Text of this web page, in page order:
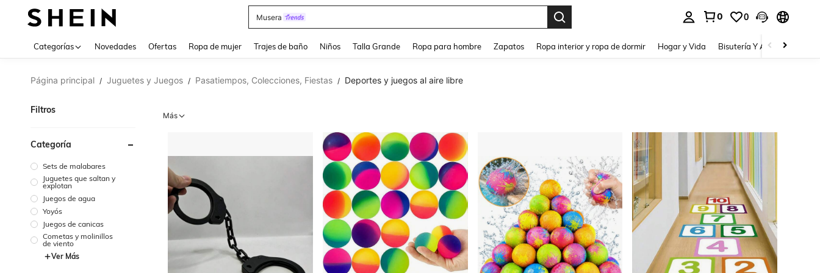
Musera 0 0
Categorías Novedades Ofertas Ropa de mujer Trajes de baño Niños Talla Grande Ropa para hombre Zapatos Ropa interior y ropa de dormir Hogar y Vida Bisutería Y Accesorios
Página principal / Juguetes y Juegos / Pasatiempos, Colecciones, Fiestas / Deportes y juegos al aire libre
Filtros
Categoría
Sets de malabares
Juguetes que saltan y
explotan
Juegos de agua
Yoyós
Juegos de canicas
Cometas y molinillos
de viento
Ver Más
Más